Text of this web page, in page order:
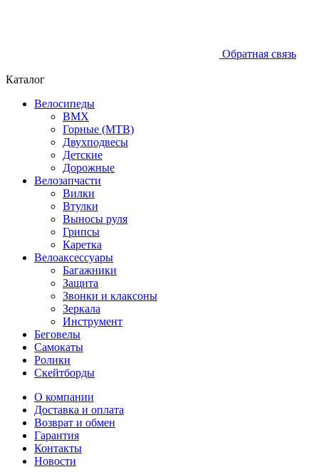
Обратная связь
Каталог
Велосипеды
BMX
Горные (MTB)
Двухподвесы
Детские
Дорожные
Велозапчасти
Вилки
Втулки
Выносы руля
Грипсы
Каретка
Велоаксессуары
Багажники
Защита
Звонки и клаксоны
Зеркала
Инструмент
Беговелы
Самокаты
Ролики
Скейтборды
О компании
Доставка и оплата
Возврат и обмен
Гарантия
Контакты
Новости